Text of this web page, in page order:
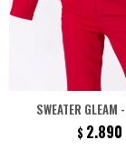
SWEATER GLEAM
$ 2.890